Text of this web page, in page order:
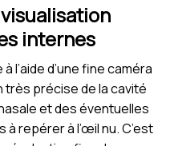
internes
l’aide d’une fine caméra
précise de la cavité
et des éventuelles
repérer à l’œil nu. C’est